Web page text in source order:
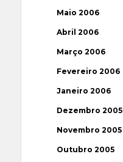
Maio 2006
Abril 2006
Março 2006
Fevereiro 2006
Janeiro 2006
Dezembro 2005
Novembro 2005
Outubro 2005